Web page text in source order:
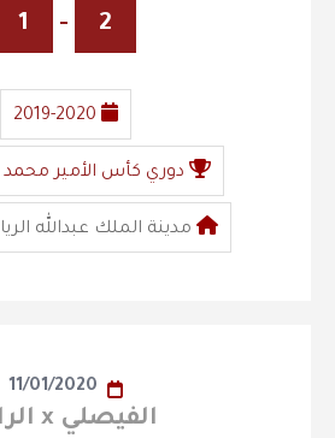
2
-
1
2019-2020
دوري كأس الأمير
مدينة الملك عبدالله
11/01/2020
الفيصلي x الرائد